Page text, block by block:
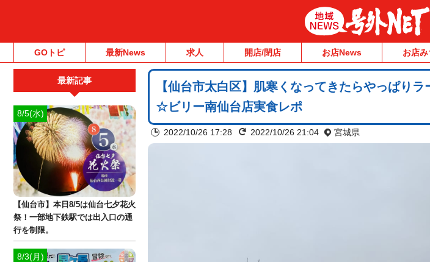
GOトピ 最新News 求人 開店/閉店 お店News お店
【仙台市太白区】肌寒くなってきたらやっぱり
☆ビリー南仙台店実食レポ
2022/10/26 17:28 2022/10/26 21:04 宮城県
最新記事
8/5(水)
【仙台市】本日8/5は仙台七夕花火
祭！一部地下鉄駅では出入口の通
行を制限。
8/3(月)